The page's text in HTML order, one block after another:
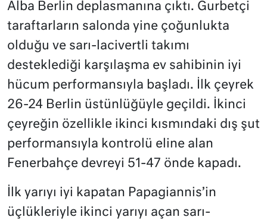
Alba Berlin deplasmanına çıktı. Gurbetçi
taraftarların salonda yine çoğunlukta
olduğu ve sarı-lacivertli takımı
desteklediği karşılaşma ev sahibinin iyi
hücum performansıyla başladı. İlk çeyrek
26-24 Berlin üstünlüğüyle geçildi. İkinci
çeyreğin özellikle ikinci kısmındaki dış şut
performansıyla kontrolü eline alan
Fenerbahçe devreyi 51-47 önde kapadı.
İlk yarıyı iyi kapatan Papagiannis’in
üçlükleriyle ikinci yarıyı açan sarı-